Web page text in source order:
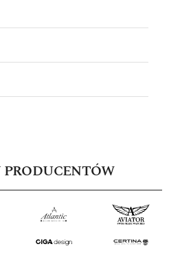
PRODUCENTÓW